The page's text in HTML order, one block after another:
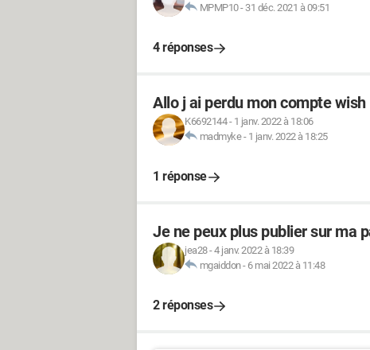
MPMP10- 31 déc. 2021 à 09:51
4 réponses
Allo j ai perdu mon compte wish
K6692144- 1 janv. 2022 à 18:06
madmyke- 1 janv. 2022 à 18:25
1 réponse
Je ne peux plus publier sur ma
jea28-4 janv. 2022 à 18:39
mgaiddon- 6 mai 2022 à 11:48
2 réponses